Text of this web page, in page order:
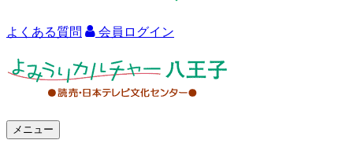
よくある質問 会員ログイン
メニュー